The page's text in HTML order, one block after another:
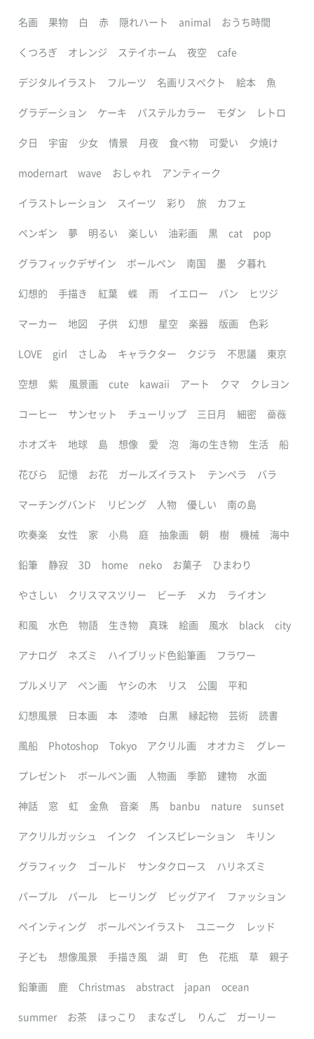
名画 果物 白 赤 隠れハート animal おうち時間
くつろぎ オレンジ ステイホーム 夜空 cafe
デジタルイラスト フルーツ 名画リスペクト 絵本 魚
グラデーション ケーキ パステルカラー モダン レトロ
夕日 宇宙 少女 情景 月夜 食べ物 可愛い 夕焼け
modernart wave おしゃれ アンティーク
イラストレーション スイーツ 彩り 旅 カフェ
ペンギン 夢 明るい 楽しい 油彩画 黒 cat pop
グラフィックデザイン ボールペン 南国 墨 夕暮れ
幻想的 手描き 紅葉 蝶 雨 イエロー パン ヒツジ
マーカー 地図 子供 幻想 星空 楽器 版画 色彩
LOVE girl さしゐ キャラクター クジラ 不思議 東京
空想 紫 風景画 cute kawaii アート クマ クレヨン
コーヒー サンセット チューリップ 三日月 細密 薔薇
ホオズキ 地球 島 想像 愛 泡 海の生き物 生活 船
花びら 記憶 お花 ガールズイラスト テンペラ バラ
マーチングバンド リビング 人物 優しい 南の島
吹奏楽 女性 家 小鳥 庭 抽象画 朝 樹 機械 海中
鉛筆 静寂 3D home neko お菓子 ひまわり
やさしい クリスマスツリー ビーチ メカ ライオン
和風 水色 物語 生き物 真珠 絵画 風水 black city
アナログ ネズミ ハイブリッド色鉛筆画 フラワー
プルメリア ペン画 ヤシの木 リス 公園 平和
幻想風景 日本画 本 漆喰 白黒 縁起物 芸術 読書
風船 Photoshop Tokyo アクリル画 オオカミ グレー
プレゼント ボールペン画 人物画 季節 建物 水面
神話 窓 虹 金魚 音楽 馬 banbu nature sunset
アクリルガッシュ インク インスピレーション キリン
グラフィック ゴールド サンタクロース ハリネズミ
パープル パール ヒーリング ビッグアイ ファッション
ペインティング ボールペンイラスト ユニーク レッド
子ども 想像風景 手描き風 湖 町 色 花瓶 草 親子
鉛筆画 鹿 Christmas abstract japan ocean
summer お茶 ほっこり まなざし りんご ガーリー